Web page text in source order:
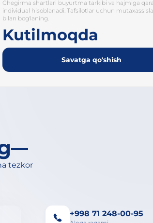
Chegirma shartlari buyurtma tarkibi va hajmiga
individual hisoblanadi. Tafsilotlar uchun
bilan bog'laning.
Kutilmoqda
Savatga qo'shish
tezkor
+998 71 248-00-95